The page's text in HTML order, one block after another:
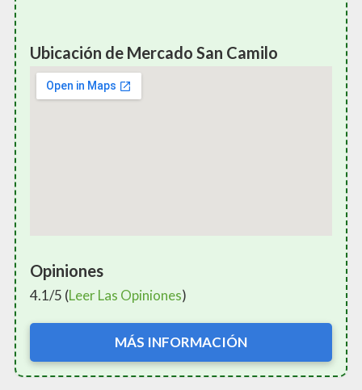
Ubicación de Mercado San Camilo
Opiniones
4.1/5 (Leer Las Opiniones)
MÁS INFORMACIÓN